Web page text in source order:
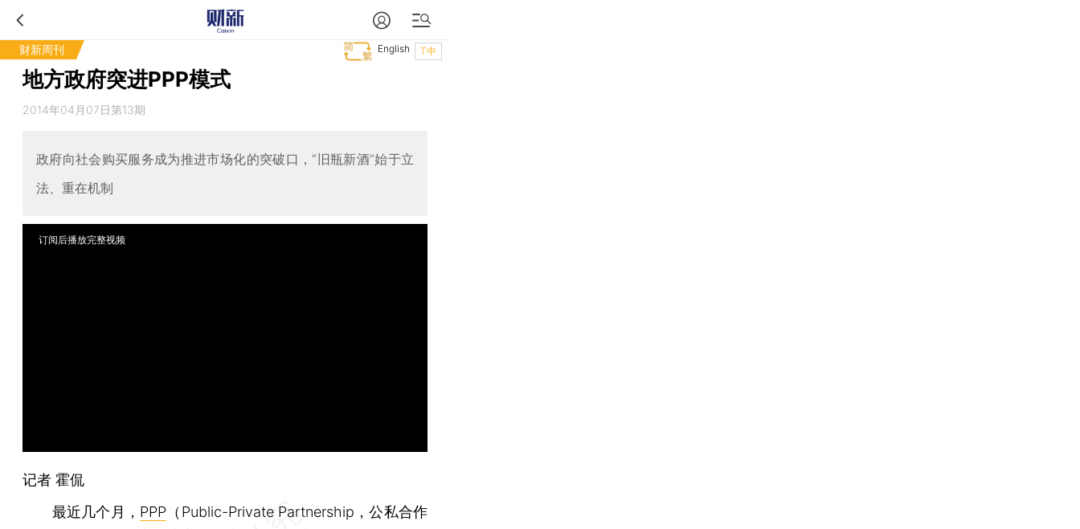
财新周刊 T中
English
地方政府突进PPP模式
2014年04月07日第13期
政府向社会购买服务成为推进市场化的突破口，“旧瓶新酒”始于立
法、重在机制
订阅后播放完整视频
记者 霍侃
最近几个月， PPP （Public-Private Partnership，公私合作